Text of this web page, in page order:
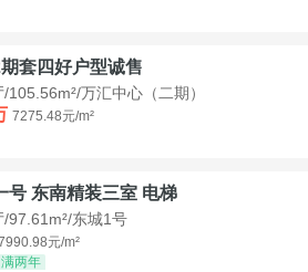
套四好户型诚售
105.56m²/万汇中心（二期）
7275.48元/m²
号 东南精装三室 电梯
97.61m²/东城1号
元/m²
满两年